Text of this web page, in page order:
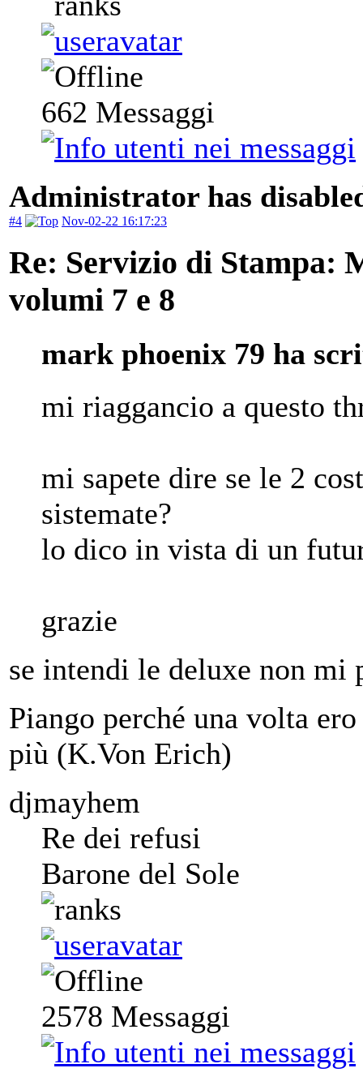
662 Messaggi
Administrator has
#4 Nov-02-22 16:17:23
Re: Servizio di Stampa:
volumi 7 e 8
mark phoenix 79 ha
mi riaggancio a questo
mi sapete dire se le 2
sistemate?
lo dico in vista di un
grazie
se intendi le deluxe non mi
Piango perché una volta
più (K.Von Erich)
djmayhem
Re dei refusi
Barone del Sole
2578 Messaggi